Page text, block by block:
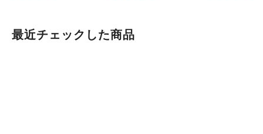
ワ
イ
級
3
最近チェックした商品